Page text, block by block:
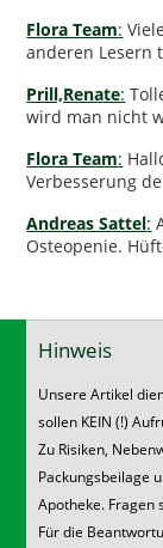
Flora Team:
anderen Lesern
Prill,Renate:
wird man nicht
Flora Team:
Verbesserung
Andreas Sattel:
Osteopenie.
Hinweis
Unsere Artikel
sollen KEIN (!)
Zu Risiken,
Packungsbeilage
Apotheke. Fragen
Für die